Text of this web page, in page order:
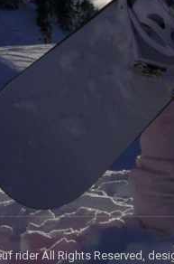
rider All Rights Reserved,